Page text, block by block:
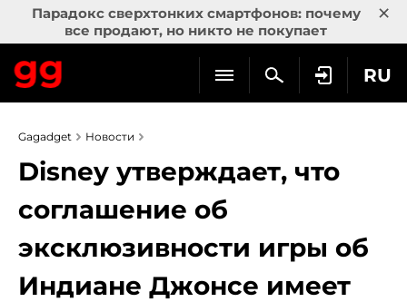
Парадокс сверхтонких смартфонов: почему
все продают, но никто не покупает
×
RU
Gagadget Новости
Disney утверждает, что
соглашение об
эксклюзивности игры об
Индиане Джонсе имеет